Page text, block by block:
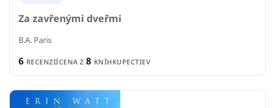
Za zavřenými dveřmi
B.A. Paris
6 RECENZIÍCENA Z 8 KNÍHKUPECTIEV